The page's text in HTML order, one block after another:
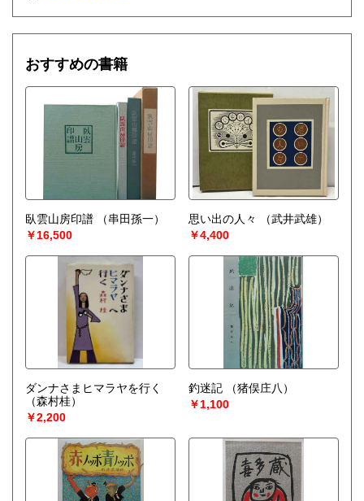
おすすめの書籍
臥雲山房印譜
（串田孫一）
￥16,500
思い出の人々
（武井武雄）
￥4,400
ダンナさまヒマラヤを行く
（森村桂）
￥2,200
釣迷記
（猪俣庄八）
￥1,100